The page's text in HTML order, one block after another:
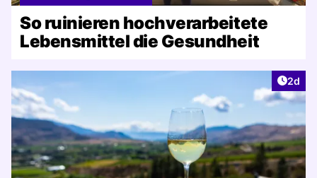
So ruinieren hochverarbeitete
Lebensmittel die Gesundheit
2d